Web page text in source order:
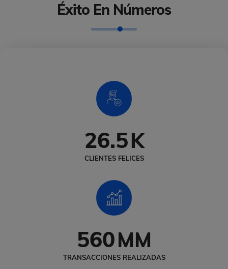
Éxito En Números
26.5K
CLIENTES FELICES
560MM
TRANSACCIONES REALIZADAS